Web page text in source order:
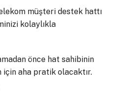
müşteri destek hattı
kolaylıkla
önce hat sahibinin
için aha pratik olacaktır.